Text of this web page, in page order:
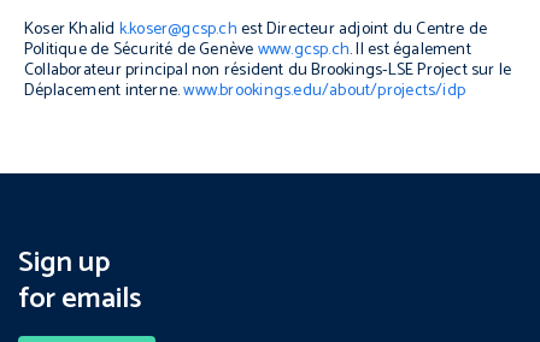
Koser Khalid k.koser@gcsp.chest Directeur adjoint du Centre de
Politique de Sécurité de Genèvewww.gcsp.ch.Il est également
Collaborateur principal non résident du Brookings-LSE Project sur le
Déplacement interne.www.brookings.edu/about/projects/idp
Sign up
for emails